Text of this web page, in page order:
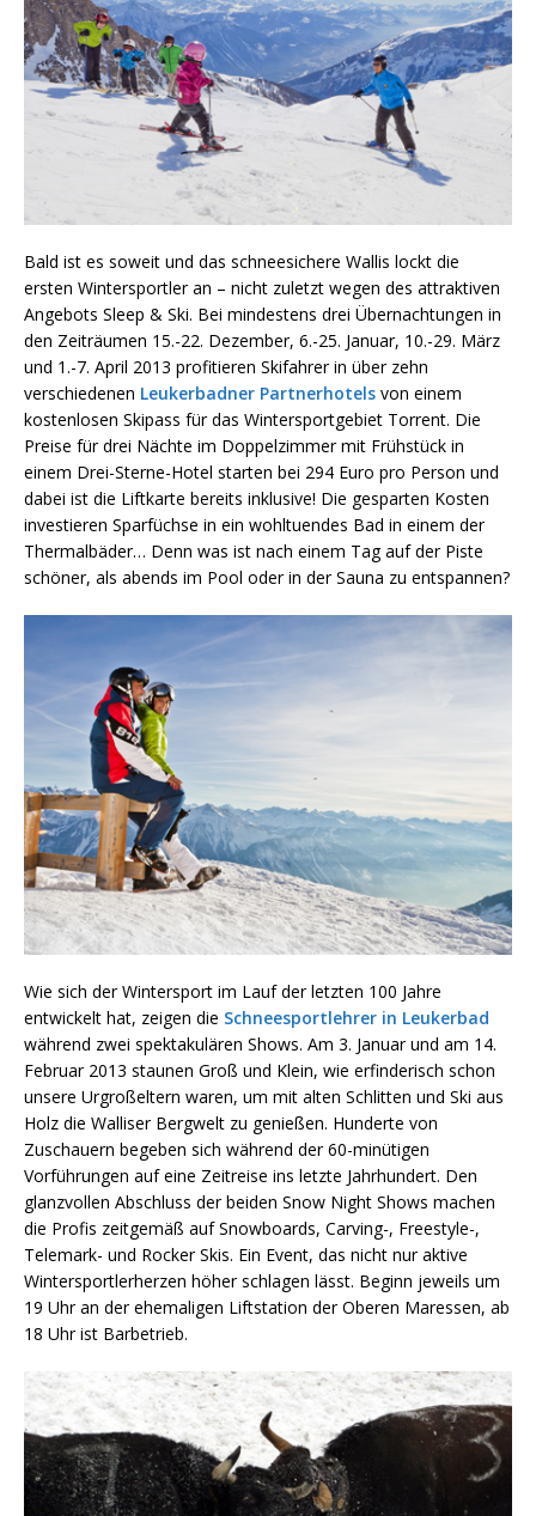
Bald ist es soweit und das schneesichere Wallis lockt die
ersten Wintersportler an – nicht zuletzt wegen des attraktiven
Angebots Sleep & Ski. Bei mindestens drei Übernachtungen in
den Zeiträumen 15.-22. Dezember, 6.-25. Januar, 10.-29. März
und 1.-7. April 2013 profitieren Skifahrer in über zehn
verschiedenen Leukerbadner Partnerhotels von einem
kostenlosen Skipass für das Wintersportgebiet Torrent. Die
Preise für drei Nächte im Doppelzimmer mit Frühstück in
einem Drei-Sterne-Hotel starten bei 294 Euro pro Person und
dabei ist die Liftkarte bereits inklusive! Die gesparten Kosten
investieren Sparfüchse in ein wohltuendes Bad in einem der
Thermalbäder… Denn was ist nach einem Tag auf der Piste
schöner, als abends im Pool oder in der Sauna zu entspannen?
Wie sich der Wintersport im Lauf der letzten 100 Jahre
entwickelt hat, zeigen die Schneesportlehrer in Leukerbad
während zwei spektakulären Shows. Am 3. Januar und am 14.
Februar 2013 staunen Groß und Klein, wie erfinderisch schon
unsere Urgroßeltern waren, um mit alten Schlitten und Ski aus
Holz die Walliser Bergwelt zu genießen. Hunderte von
Zuschauern begeben sich während der 60-minütigen
Vorführungen auf eine Zeitreise ins letzte Jahrhundert. Den
glanzvollen Abschluss der beiden Snow Night Shows machen
die Profis zeitgemäß auf Snowboards, Carving-, Freestyle-,
Telemark- und Rocker Skis. Ein Event, das nicht nur aktive
Wintersportlerherzen höher schlagen lässt. Beginn jeweils um
19 Uhr an der ehemaligen Liftstation der Oberen Maressen, ab
18 Uhr ist Barbetrieb.